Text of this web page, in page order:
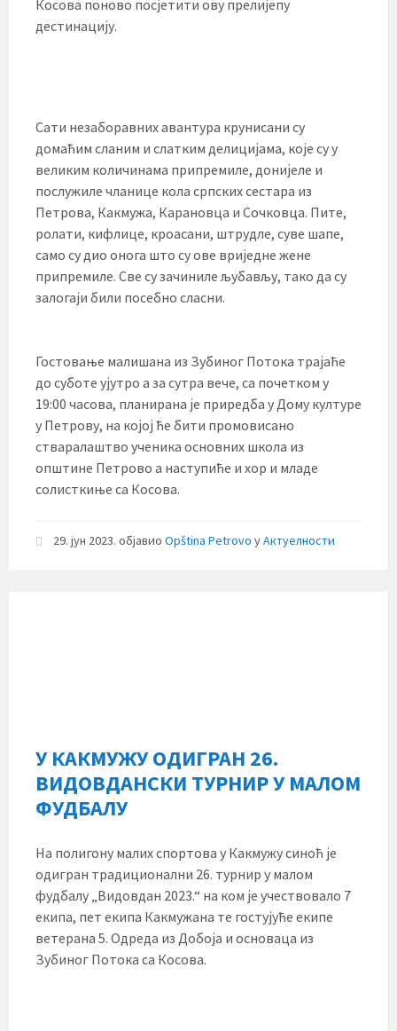
Косова поново посјетити ову прелијепу
дестинацију.
Сати незаборавних авантура крунисани су
домаћим сланим и слатким делицијама, које су у
великим количинама припремиле, донијеле и
послужиле чланице кола српских сестара из
Петрова, Какмужа, Карановца и Сочковца. Пите,
ролати, кифлице, кроасани, штрудле, суве шапе,
само су дио онога што су ове вриједне жене
припремиле. Све су зачиниле љубављу, тако да су
залогаји били посебно сласни.
Гостовање малишана из Зубиног Потока трајаће
до суботе ујутро а за сутра вече, са почетком у
19:00 часова, планирана је приредба у Дому културе
у Петрову, на којој ће бити промовисано
стваралаштво ученика основних школа из
општине Петрово а наступиће и хор и младе
солисткиње са Косова.
29. јун 2023. објавио Opština Petrovo уАктуелности
У КАКМУЖУ ОДИГРАН 26.
ВИДОВДАНСКИ ТУРНИР У МАЛОМ
ФУДБАЛУ
На полигону малих спортова у Какмужу синоћ је
одигран традиционални 26. турнир у малом
фудбалу „Видовдан 2023.“ на ком је учествовало 7
екипа, пет екипа Какмужана те гостујуће екипе
ветерана 5. Одреда из Добоја и основаца из
Зубиног Потока са Косова.